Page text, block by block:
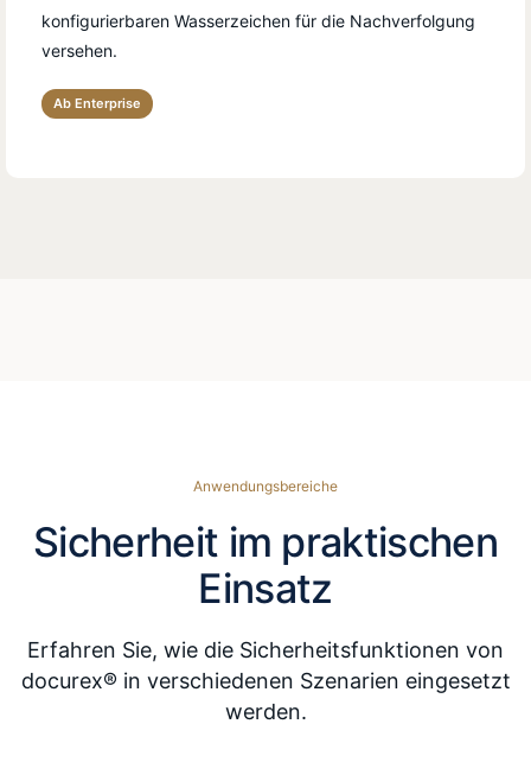
konfigurierbaren Wasserzeichen für die Nachverfolgung
versehen.
Ab Enterprise
Anwendungsbereiche
Sicherheit im praktischen
Einsatz
Erfahren Sie, wie die Sicherheitsfunktionen von
docurex® in verschiedenen Szenarien eingesetzt
werden.